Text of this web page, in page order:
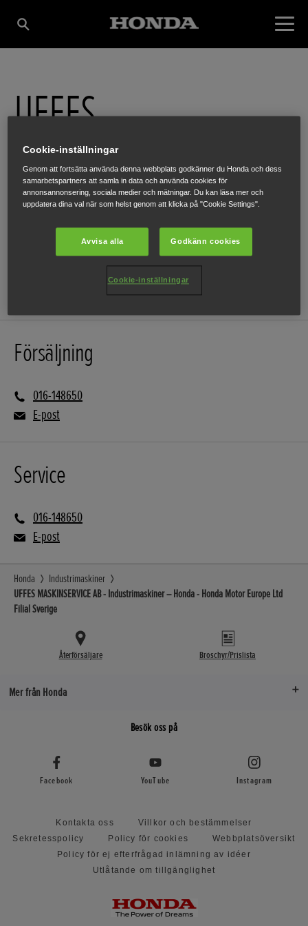
UFFES
MASKINSERVICE AB
BJÖRKSGATAN 6C,ESKILSTUNA,632 21
FÅ VÄGBESKRIVNING
Försäljning
016-148650
E-post
Service
016-148650
E-post
Honda
Industrimaskiner
UFFES MASKINSERVICE AB - Industrimaskiner – Honda - Honda Motor Europe Ltd
Filial Sverige
Återförsäljare Broschyr/Prislista
Mer från Honda
Besök oss på
Facebook YouTube Instagram
Kontakta oss
Villkor och bestämmelser
Sekretesspolicy
Policy för cookies
Webbplatsöversikt
Policy för ej efterfrågad inlämning av idéer
Utlåtande om tillgänglighet
Cookie-inställningar
Genom att fortsätta använda denna webbplats godkänner du Honda och dess
samarbetspartners att samla in data och använda cookies för
annonsannonsering, sociala medier och mätningar. Du kan läsa mer och
uppdatera dina val när som helst genom att klicka på "Cookie Settings".
Avvisa alla Godkänn cookies
Cookie-inställningar